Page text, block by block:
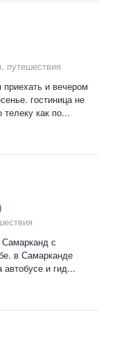
путешествия
и вечером
гостиница не
телеку как по...
с
в Самарканде
и гид...